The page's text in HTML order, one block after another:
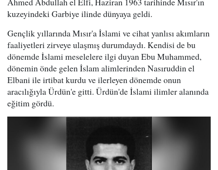
kuzeyindeki Garbiye ilinde dünyaya geldi.
Gençlik yıllarında Mısır'a İslami ve cihat yanlısı akımların
faaliyetleri zirveye ulaşmış durumdaydı. Kendisi de bu
dönemde İslami meselelere ilgi duyan Ebu Muhammed,
dönemin önde gelen İslam alimlerinden Nasıruddin el
Elbani ile irtibat kurdu ve ilerleyen dönemde onun
aracılığıyla Ürdün'e gitti. Ürdün'de İslami ilimler alanında
eğitim gördü.